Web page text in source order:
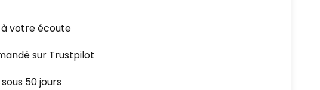
votre écoute
sur Trustpilot
50 jours